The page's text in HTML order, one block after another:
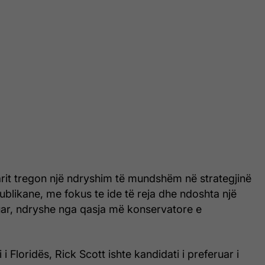
tregon një ndryshim të mundshëm në strategjinë
me fokus te ide të reja dhe ndoshta një
ndryshe nga qasja më konservatore e
i Floridës, Rick Scott ishte kandidati i preferuar i